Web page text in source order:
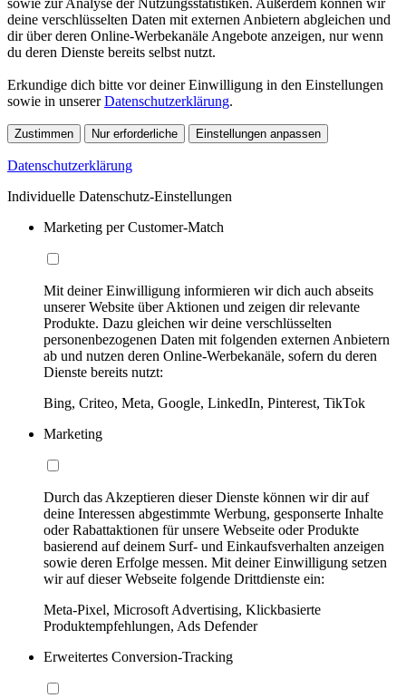
sowie zur Analyse der Nutzungsstatistiken. Außerdem können wir
deine verschlüsselten Daten mit externen Anbietern abgleichen und
dir über deren Online-Werbekanäle Angebote anzeigen, nur wenn
du deren Dienste bereits selbst nutzt.
Erkundige dich bitte vor deiner Einwilligung in den Einstellungen
sowie in unsererDatenschutzerklärung.
Zustimmen Nur erforderliche Einstellungen anpassen
Datenschutzerklärung
Individuelle Datenschutz-Einstellungen
Marketing per Customer-Match
Mit deiner Einwilligung informieren wir dich auch abseits
unserer Website über Aktionen und zeigen dir relevante
Produkte. Dazu gleichen wir deine verschlüsselten
personenbezogenen Daten mit folgenden externen Anbietern
ab und nutzen deren Online-Werbekanäle, sofern du deren
Dienste bereits nutzt:
Bing, Criteo, Meta, Google, LinkedIn, Pinterest, TikTok
Marketing
Durch das Akzeptieren dieser Dienste können wir dir auf
deine Interessen abgestimmte Werbung, gesponserte Inhalte
oder Rabattaktionen für unsere Webseite oder Produkte
basierend auf deinem Surf- und Einkaufsverhalten anzeigen
sowie deren Erfolge messen. Mit deiner Einwilligung setzen
wir auf dieser Webseite folgende Drittdienste ein:
Meta-Pixel, Microsoft Advertising, Klickbasierte
Produktempfehlungen, Ads Defender
Erweitertes Conversion-Tracking